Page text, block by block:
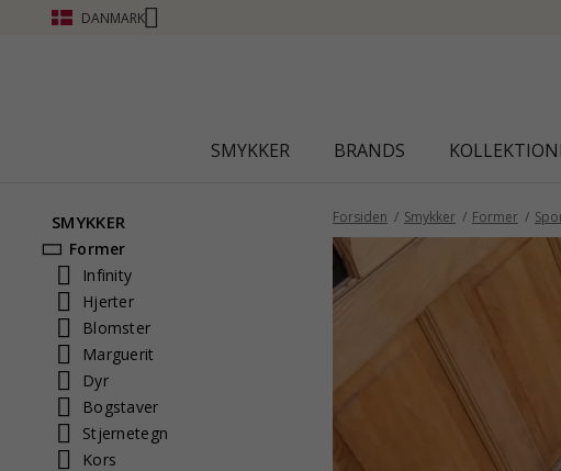
DANMARK
SMYKKER BRANDS
SMYKKER
Former
Infinity
Hjerter
Blomster
Marguerit
Dyr
Bogstaver
Stjernetegn
Kors
Forsiden Smykker Former